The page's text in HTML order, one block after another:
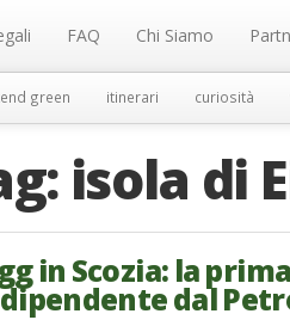
FAQ Chi Siamo
green itinerari curiosità
isola di
in Scozia: la
dal